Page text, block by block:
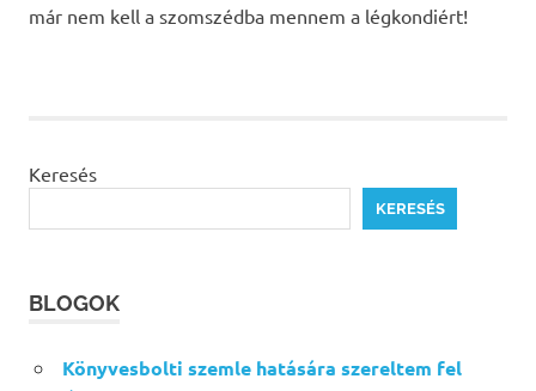
már nem kell a szomszédba mennem a légkondiért!
Keresés
KERESÉS
BLOGOK
Könyvesbolti szemle hatására szereltem fel